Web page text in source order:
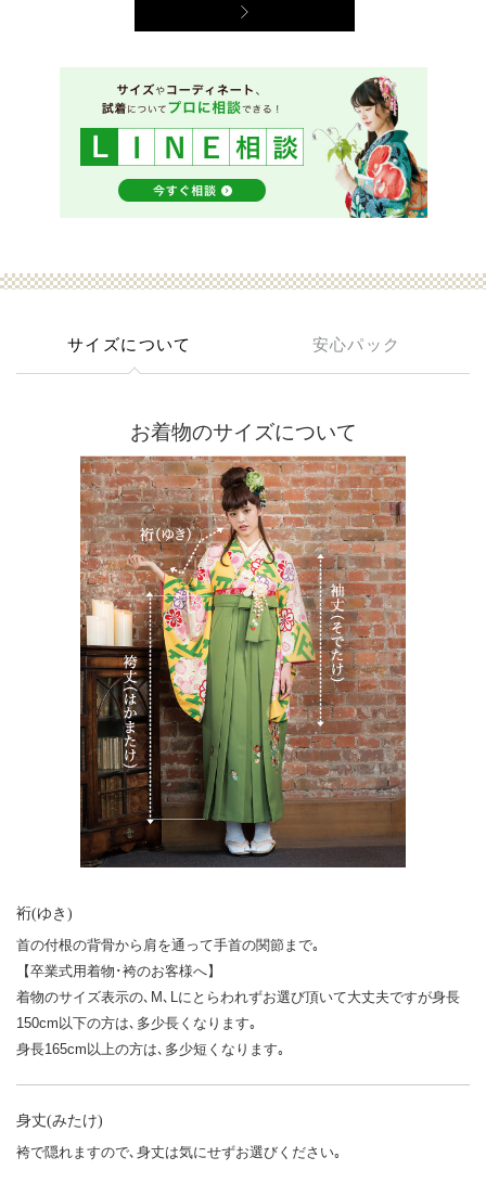
サイズについて 安心パック
お着物のサイズについて
裄(ゆき)
首の付根の背骨から肩を通って手首の関節まで｡
【卒業式用着物･袴のお客様へ】
着物のサイズ表示の､M､Lにとらわれずお選び頂いて大丈夫ですが身長
150cm以下の方は､多少長くなります｡
身長165cm以上の方は､多少短くなります｡
身丈(みたけ)
袴で隠れますので､身丈は気にせずお選びください｡